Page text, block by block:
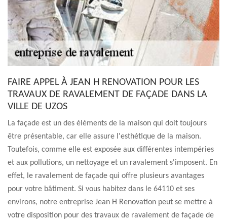
FAIRE APPEL À JEAN H RENOVATION POUR LES
TRAVAUX DE RAVALEMENT DE FAÇADE DANS LA
VILLE DE UZOS
La façade est un des éléments de la maison qui doit toujours
être présentable, car elle assure l'esthétique de la maison.
Toutefois, comme elle est exposée aux différentes intempéries
et aux pollutions, un nettoyage et un ravalement s'imposent. En
effet, le ravalement de façade qui offre plusieurs avantages
pour votre bâtiment. Si vous habitez dans le 64110 et ses
environs, notre entreprise Jean H Renovation peut se mettre à
votre disposition pour des travaux de ravalement de façade de